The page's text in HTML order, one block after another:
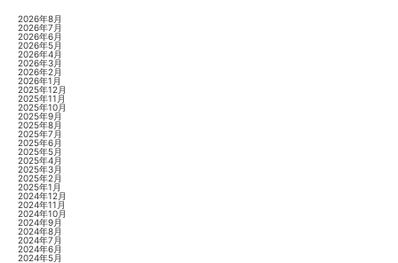
2026年8月
2026年7月
2026年6月
2026年5月
2026年4月
2026年3月
2026年2月
2026年1月
2025年12月
2025年11月
2025年10月
2025年9月
2025年8月
2025年7月
2025年6月
2025年5月
2025年4月
2025年3月
2025年2月
2025年1月
2024年12月
2024年11月
2024年10月
2024年9月
2024年8月
2024年7月
2024年6月
2024年5月